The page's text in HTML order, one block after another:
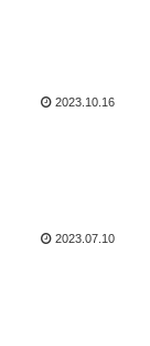
2023.10.16
2023.07.10